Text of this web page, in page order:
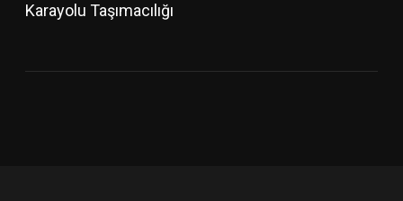
Karayolu Taşımacılığı